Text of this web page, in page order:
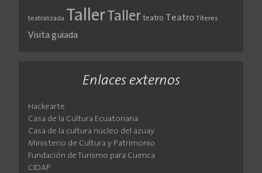
teatralizada Taller Taller teatro Teatro Títeres
Visita guiada
Enlaces externos
Hackearte
Casa de la Cultura Ecuatoriana
Casa de la cultura núcleo del azuay
Ministerio de Cultura y Patrimonio
Fundación de Turismo para Cuenca
CIDAP